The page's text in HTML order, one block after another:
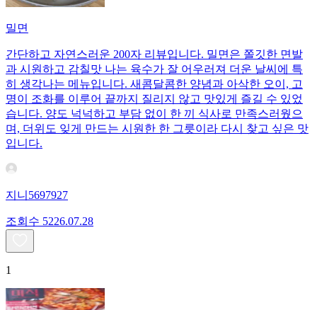
밀면
간단하고 자연스러운 200자 리뷰입니다. 밀면은 쫄깃한 면발
과 시원하고 감칠맛 나는 육수가 잘 어우러져 더운 날씨에 특
히 생각나는 메뉴입니다. 새콤달콤한 양념과 아삭한 오이, 고
명이 조화를 이루어 끝까지 질리지 않고 맛있게 즐길 수 있었
습니다. 양도 넉넉하고 부담 없이 한 끼 식사로 만족스러웠으
며, 더위도 잊게 만드는 시원한 한 그릇이라 다시 찾고 싶은 맛
입니다.
지니5697927
조회수 5226.07.28
1